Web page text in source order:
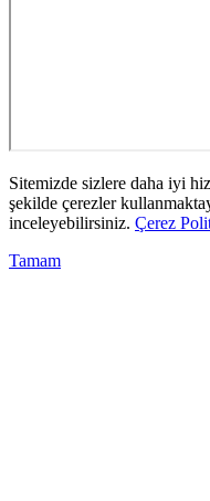
Sitemizde sizlere daha iyi
şekilde çerezler
inceleyebilirsiniz. Çerez
Tamam